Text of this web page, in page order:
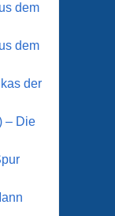
dem
dem
der
– Die